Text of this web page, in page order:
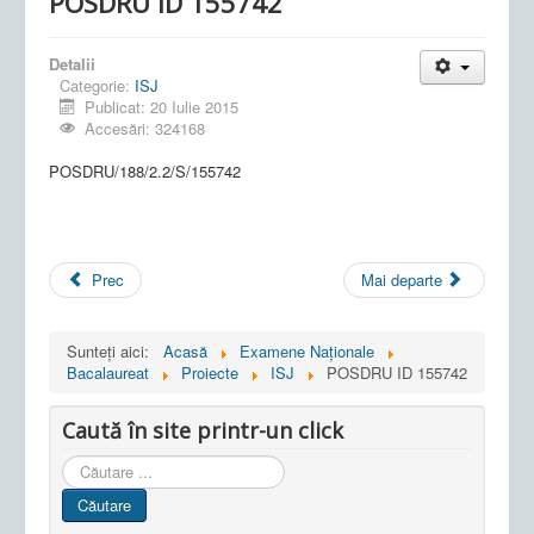
Detalii
Categorie: ISJ
Publicat: 20 Iulie 2015
Accesări: 324168
POSDRU/188/2.2/S/155742
Prec Mai departe
Sunteți aici: Acasă
Examene Naționale
Bacalaureat
Proiecte ISJ POSDRU ID 155742
Caută în site printr-un click
Cauta
in
site
Căutare